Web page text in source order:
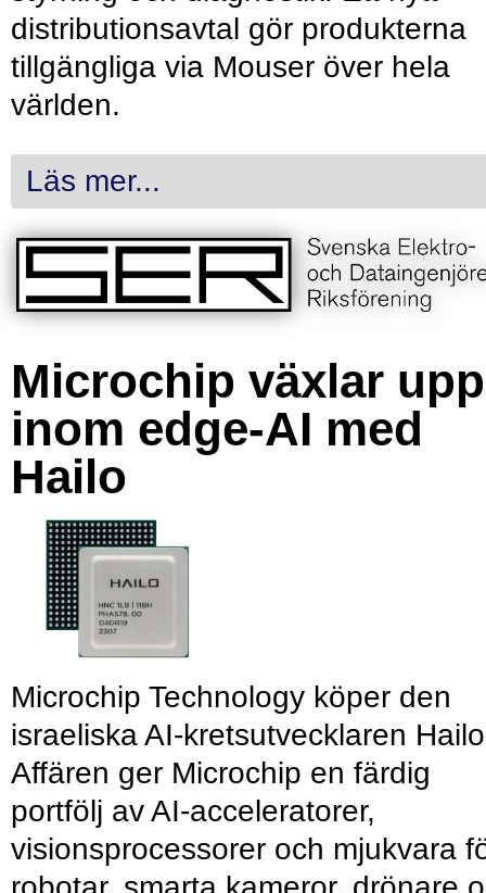
distributionsavtal gör produkterna
tillgängliga via Mouser över hela
världen.
Läs mer...
Microchip växlar upp
inom edge-AI med
Hailo
Microchip Technology köper den
israeliska AI-kretsutvecklaren
Affären ger Microchip en färdig
portfölj av AI-acceleratorer,
visionsprocessorer och mjukvara